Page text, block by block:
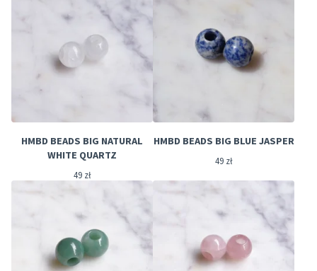
HMBD BEADS BIG NATURAL
WHITE QUARTZ
49 zł
HMBD BEADS BIG BLUE JASPER
49 zł